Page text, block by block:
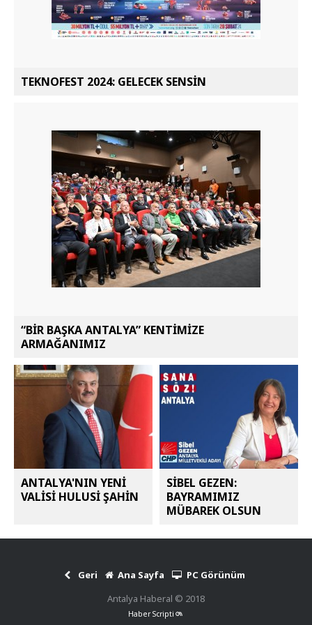
TEKNOFEST 2024: GELECEK SENSİN
“BİR BAŞKA ANTALYA” KENTİMİZE
ARMAĞANIMIZ
ANTALYA'NIN YENİ
VALİSİ HULUSİ ŞAHİN
SİBEL GEZEN:
BAYRAMIMIZ
MÜBAREK OLSUN
Geri Ana Sayfa
PC Görünüm
Antalya Haberal © 2018
Haber Scripti